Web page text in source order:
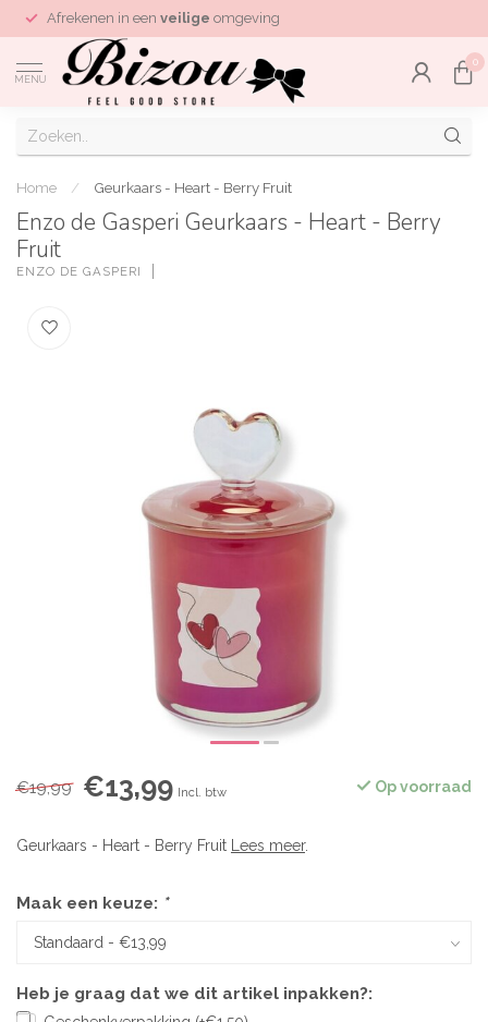
Afrekenen in een veilige omgeving
MENU
0
Home / Geurkaars - Heart - Berry Fruit
Enzo de Gasperi Geurkaars - Heart - Berry
Fruit
ENZO DE GASPERI
€19,99 €13,99 Incl. btw Op voorraad
Geurkaars - Heart - Berry Fruit Lees meer.
Maak een keuze: *
Heb je graag dat we dit artikel inpakken?: